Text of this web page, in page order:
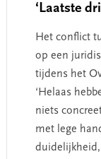
‘Laatste
Het conflict
op een
tijdens het
‘Helaas
niets
met lege
duidelijkheid,